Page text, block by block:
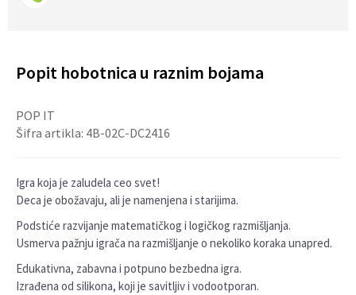
Popit hobotnica u raznim bojama
POP IT
Šifra artikla: 4B-02C-DC2416
Igra koja je zaludela ceo svet!
Deca je obožavaju, ali je namenjena i starijima.
Podstiće razvijanje matematičkog i logičkog razmišljanja.
Usmerva pažnju igrača na razmišljanje o nekoliko koraka unapred.
Edukativna, zabavna i potpuno bezbedna igra.
Izrađena od silikona, koji je savitljiv i vodootporan.